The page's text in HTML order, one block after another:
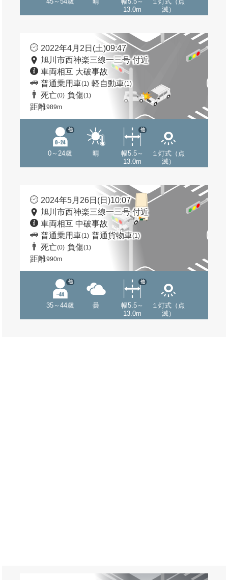
13.0m
滅）
2022年4月2日(土)09:47
旭川市西神楽三線一三号 付近
車両相互 大破事故
普通乗用車(1) 軽自動車(1)
死亡(0) 負傷(1)
距離989m
0～24歳
他
晴
幅5.5～
13.0m
他
１灯式（点
滅）
2024年5月26日(日)10:07
旭川市西神楽三線一三号 付近
車両相互 中破事故
普通乗用車(1) 普通貨物車(1)
死亡(0) 負傷(1)
距離990m
35～44歳
他
曇
幅5.5～
13.0m
他
１灯式（点
滅）